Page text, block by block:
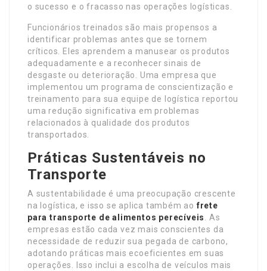
o sucesso e o fracasso nas operações logísticas.
Funcionários treinados são mais propensos a
identificar problemas antes que se tornem
críticos. Eles aprendem a manusear os produtos
adequadamente e a reconhecer sinais de
desgaste ou deterioração. Uma empresa que
implementou um programa de conscientização e
treinamento para sua equipe de logística reportou
uma redução significativa em problemas
relacionados à qualidade dos produtos
transportados.
Práticas Sustentáveis no
Transporte
A sustentabilidade é uma preocupação crescente
na logística, e isso se aplica também ao frete
para transporte de alimentos perecíveis
. As
empresas estão cada vez mais conscientes da
necessidade de reduzir sua pegada de carbono,
adotando práticas mais ecoeficientes em suas
operações. Isso inclui a escolha de veículos mais